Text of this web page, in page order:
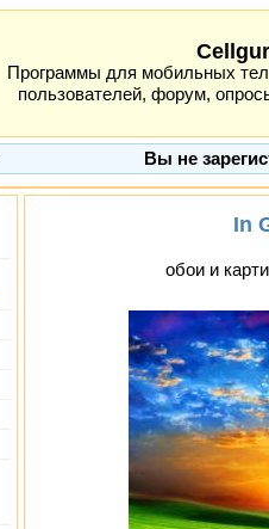
Программы для мобильных
пользователей, форум,
Вы не
In
обои и